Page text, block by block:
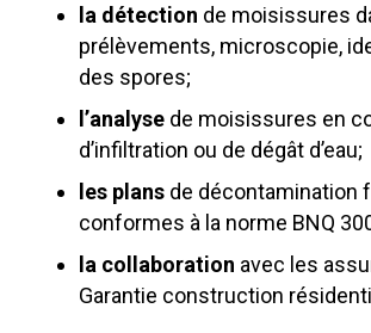
la détection de moisissures
prélèvements, microscopie,
des spores;
l’analyse de moisissures en
d’infiltration ou de dégât d’eau;
les plans de décontamination
conformes à la norme BNQ
la collaboration avec les
Garantie construction